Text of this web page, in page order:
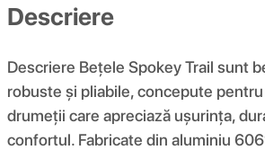
Descriere
Descriere Bețele Spokey Trail sunt
robuste și pliabile, concepute
drumeții care apreciază ușurința,
confortul. Fabricate din aluminiu